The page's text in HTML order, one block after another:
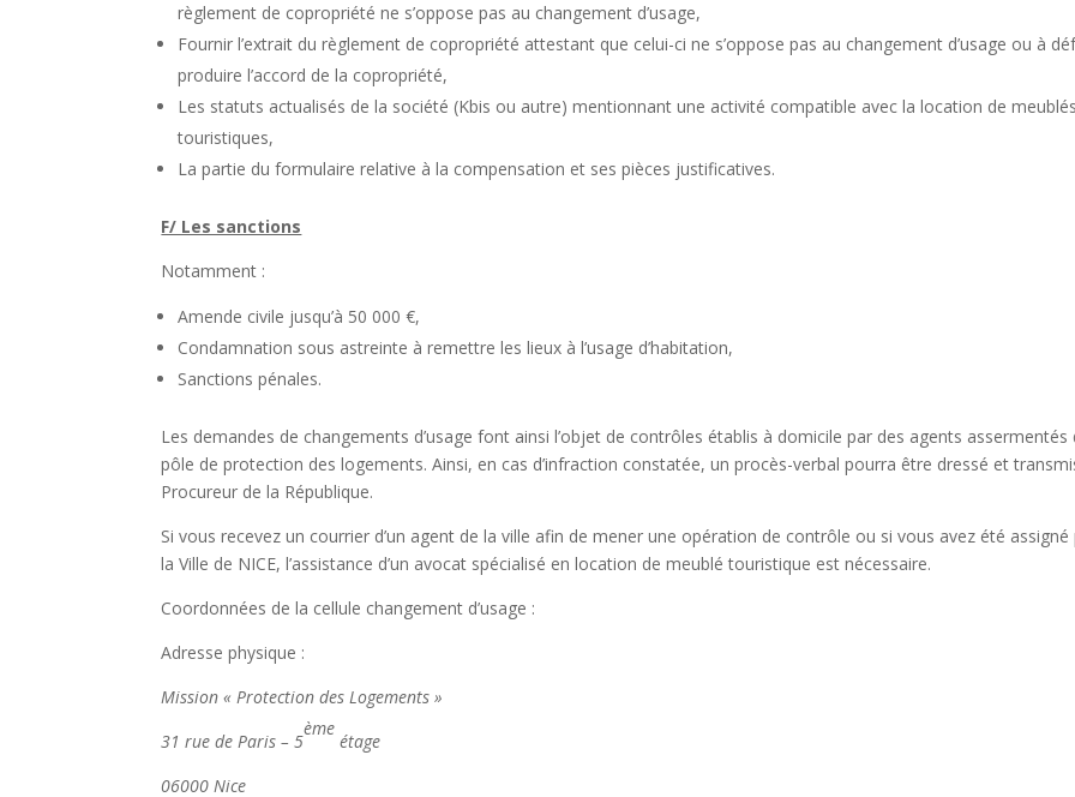
règlement de copropriété ne s’oppose pas au changement d’usage,
Fournir l’extrait du règlement de copropriété attestant que celui-ci ne s’oppose pas au changement d’usage ou à
produire l’accord de la copropriété,
Les statuts actualisés de la société (Kbis ou autre) mentionnant une activité compatible avec la location de meublés
touristiques,
La partie du formulaire relative à la compensation et ses pièces justificatives.
F/ Les sanctions
Notamment :
Amende civile jusqu’à 50 000 €,
Condamnation sous astreinte à remettre les lieux à l’usage d’habitation,
Sanctions pénales.
Les demandes de changements d’usage font ainsi l’objet de contrôles établis à domicile par des agents assermentés
pôle de protection des logements. Ainsi, en cas d’infraction constatée, un procès-verbal pourra être dressé et
Procureur de la République.
Si vous recevez un courrier d’un agent de la ville afin de mener une opération de contrôle ou si vous avez été assigné
la Ville de NICE, l’assistance d’un avocat spécialisé en location de meublé touristique est nécessaire.
Coordonnées de la cellule changement d’usage :
Adresse physique :
Mission « Protection des Logements »
31 rue de Paris – 5
ème
étage
06000 Nice